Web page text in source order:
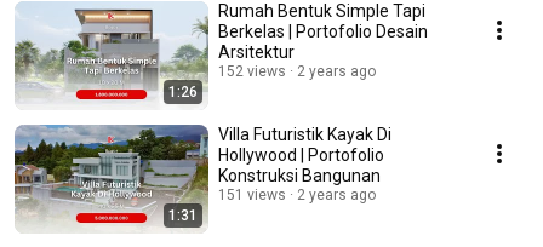
1:26
Rumah Bentuk Simple Tapi
Berkelas | Portofolio Desain
Arsitektur
152 views 2 years ago
1:31
Villa Futuristik Kayak Di
Hollywood | Portofolio
Konstruksi Bangunan
151 views 2 years ago